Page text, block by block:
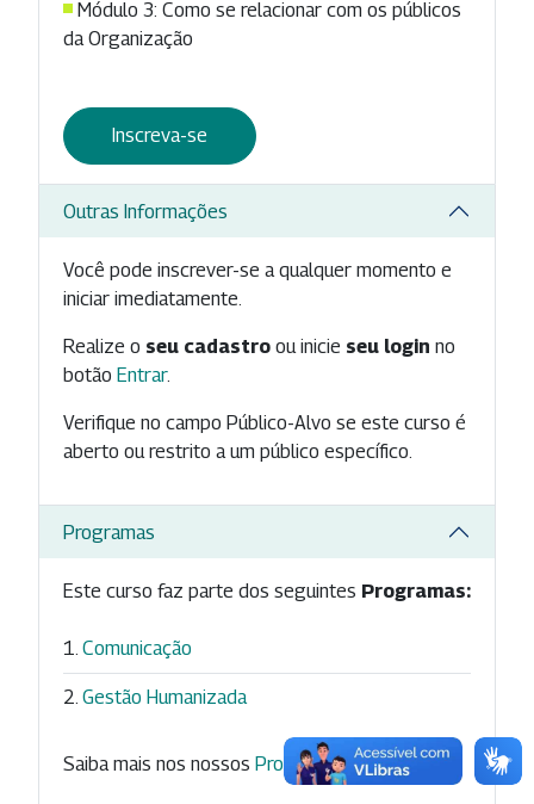
Módulo 3: Como se relacionar com os públicos
da Organização
Inscreva-se
Outras Informações
Você pode inscrever-se a qualquer momento e
iniciar imediatamente.
Realize o seu cadastro ou inicie seu login no
botão Entrar.
Verifique no campo Público-Alvo se este curso é
aberto ou restrito a um público específico.
Programas
Este curso faz parte dos seguintes Programas:
Comunicação
Gestão Humanizada
Saiba mais nos nossos Programas